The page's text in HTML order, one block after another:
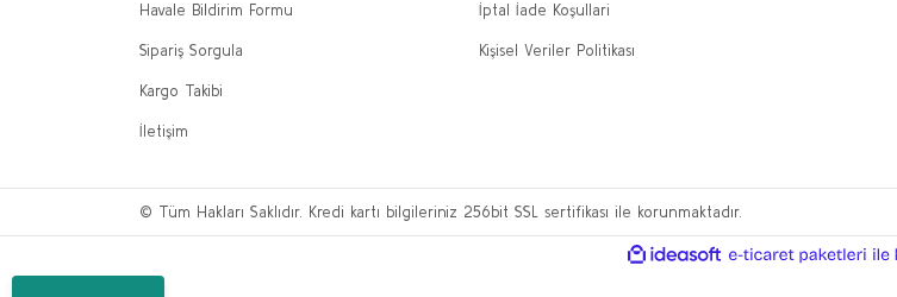
Havale Bildirim Formu
Sipariş Sorgula
Kargo Takibi
İletişim
İptal İade Koşullari
Kişisel Veriler Politikası
© Tüm Hakları Saklıdır. Kredi kartı bilgileriniz 256bit SSL sertifikası ile korunmaktadır.
ideasoft
e-